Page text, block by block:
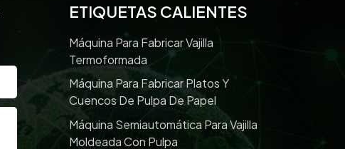
ETIQUETAS CALIENTES
Máquina Para Fabricar Vajilla
Termoformada
Máquina Para Fabricar Platos Y
Cuencos De Pulpa De Papel
Máquina Semiautomática Para Vajilla
Moldeada Con Pulpa